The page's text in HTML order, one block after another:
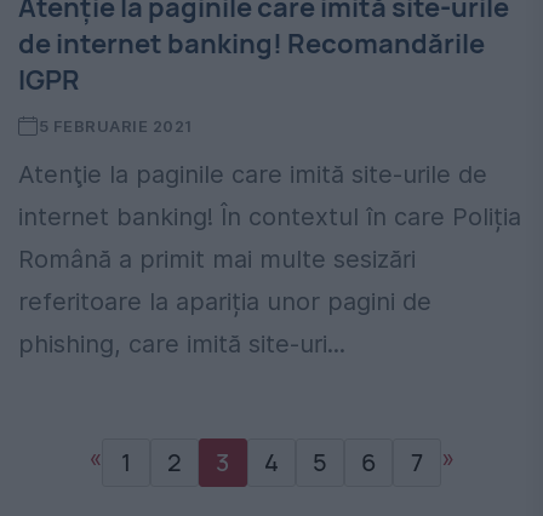
Atenţie la paginile care imită site-urile
de internet banking! Recomandările
IGPR
5 FEBRUARIE 2021
Atenţie la paginile care imită site-urile de
internet banking! În contextul în care Poliția
Română a primit mai multe sesizări
referitoare la apariția unor pagini de
phishing, care imită site-uri...
« 1 2 3 4 5 6 7 »